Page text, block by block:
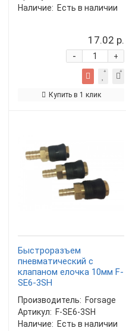
Наличие: Есть в наличии
17.02 р.
+
-
Купить в 1 клик
Быстроразъем
пневматический с
клапаном елочка 10мм F-
SE6-3SH
Производитель: Forsage
Артикул: F-SE6-3SH
Наличие: Есть в наличии